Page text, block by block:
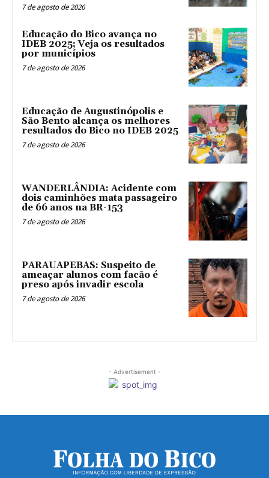
7 de agosto de 2026
Educação do Bico avança no
IDEB 2025; Veja os resultados
por municípios
7 de agosto de 2026
Educação de Augustinópolis e
São Bento alcança os melhores
resultados do Bico no IDEB 2025
7 de agosto de 2026
WANDERLÂNDIA: Acidente com
dois caminhões mata passageiro
de 66 anos na BR-153
7 de agosto de 2026
PARAUAPEBAS: Suspeito de
ameaçar alunos com facão é
preso após invadir escola
7 de agosto de 2026
- Advertisement -